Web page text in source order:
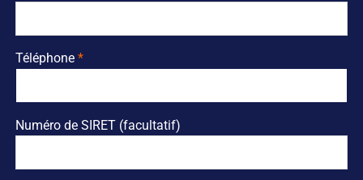
Téléphone
Numéro de SIRET (facultatif)